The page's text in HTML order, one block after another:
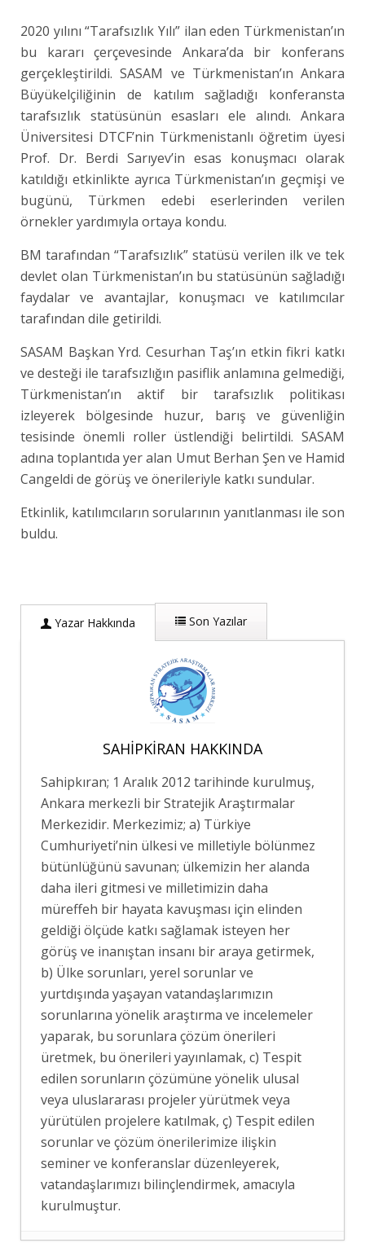
2020 yılını “Tarafsızlık Yılı” ilan eden Türkmenistan’ın
bu kararı çerçevesinde Ankara’da bir konferans
gerçekleştirildi. SASAM ve Türkmenistan’ın Ankara
Büyükelçiliğinin de katılım sağladığı konferansta
tarafsızlık statüsünün esasları ele alındı. Ankara
Üniversitesi DTCF’nin Türkmenistanlı öğretim üyesi
Prof. Dr. Berdi Sarıyev’in esas konuşmacı olarak
katıldığı etkinlikte ayrıca Türkmenistan’ın geçmişi ve
bugünü, Türkmen edebi eserlerinden verilen
örnekler yardımıyla ortaya kondu.
BM tarafından “Tarafsızlık” statüsü verilen ilk ve tek
devlet olan Türkmenistan’ın bu statüsünün sağladığı
faydalar ve avantajlar, konuşmacı ve katılımcılar
tarafından dile getirildi.
SASAM Başkan Yrd. Cesurhan Taş’ın etkin fikri katkı
ve desteği ile tarafsızlığın pasiflik anlamına gelmediği,
Türkmenistan’ın aktif bir tarafsızlık politikası
izleyerek bölgesinde huzur, barış ve güvenliğin
tesisinde önemli roller üstlendiği belirtildi. SASAM
adına toplantıda yer alan Umut Berhan Şen ve Hamid
Cangeldi de görüş ve önerileriyle katkı sundular.
Etkinlik, katılımcıların sorularının yanıtlanması ile son
buldu.
Yazar Hakkında Son Yazılar
SAHIPKIRAN HAKKINDA
Sahipkıran; 1 Aralık 2012 tarihinde kurulmuş,
Ankara merkezli bir Stratejik Araştırmalar
Merkezidir. Merkezimiz; a) Türkiye
Cumhuriyeti’nin ülkesi ve milletiyle bölünmez
bütünlüğünü savunan; ülkemizin her alanda
daha ileri gitmesi ve milletimizin daha
müreffeh bir hayata kavuşması için elinden
geldiği ölçüde katkı sağlamak isteyen her
görüş ve inanıştan insanı bir araya getirmek,
b) Ülke sorunları, yerel sorunlar ve
yurtdışında yaşayan vatandaşlarımızın
sorunlarına yönelik araştırma ve incelemeler
yaparak, bu sorunlara çözüm önerileri
üretmek, bu önerileri yayınlamak, c) Tespit
edilen sorunların çözümüne yönelik ulusal
veya uluslararası projeler yürütmek veya
yürütülen projelere katılmak, ç) Tespit edilen
sorunlar ve çözüm önerilerimize ilişkin
seminer ve konferanslar düzenleyerek,
vatandaşlarımızı bilinçlendirmek, amacıyla
kurulmuştur.